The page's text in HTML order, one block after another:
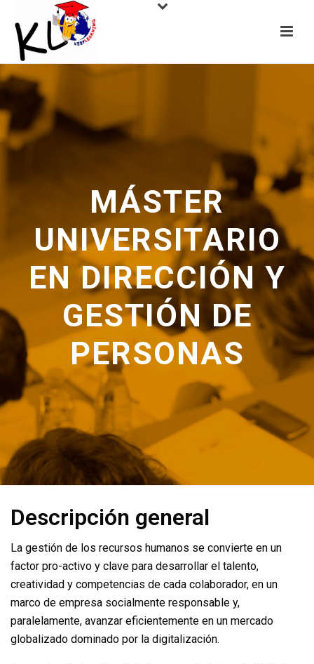
MÁSTER
UNIVERSITARIO
EN DIRECCIÓN Y
GESTIÓN DE
PERSONAS
Descripción general
La gestión de los recursos humanos se convierte en un
factor pro-activo y clave para desarrollar el talento,
creatividad y competencias de cada colaborador, en un
marco de empresa socialmente responsable y,
paralelamente, avanzar eficientemente en un mercado
globalizado dominado por la digitalización.